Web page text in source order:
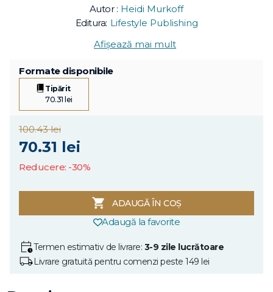
Autor : Heidi Murkoff
Editura: Lifestyle Publishing
Afișează mai mult
Formate disponibile
Tipărit
70.31 lei
100.43 lei
70.31 lei
Reducere: -30%
ADAUGĂ ÎN COȘ
Adaugă la favorite
Termen estimativ de livrare: 3-9 zile lucrătoare
Livrare gratuită pentru comenzi peste 149 lei